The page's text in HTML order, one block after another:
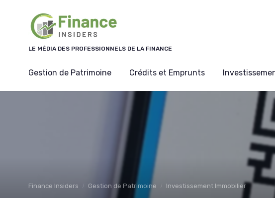
LE MÉDIA DES PROFESSIONNELS DE LA FINANCE
Gestion de Patrimoine Crédits et Emprunts
Finance Insiders Gestion de Patrimoine Investissement Immobilier